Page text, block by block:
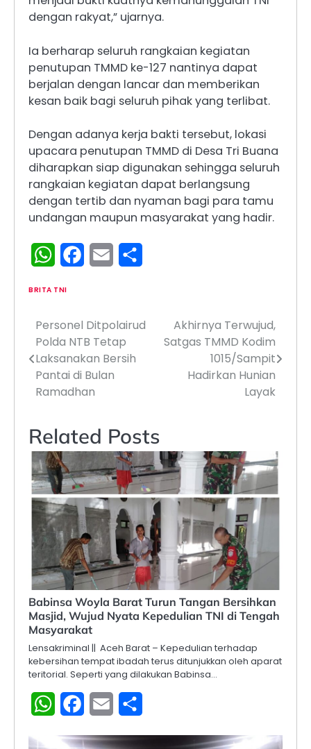
dengan rakyat,” ujarnya.
Ia berharap seluruh rangkaian kegiatan
penutupan TMMD ke-127 nantinya dapat
berjalan dengan lancar dan memberikan
kesan baik bagi seluruh pihak yang terlibat.
Dengan adanya kerja bakti tersebut, lokasi
upacara penutupan TMMD di Desa Tri Buana
diharapkan siap digunakan sehingga seluruh
rangkaian kegiatan dapat berlangsung
dengan tertib dan nyaman bagi para tamu
undangan maupun masyarakat yang hadir.
WhatsAppFacebook
Email
BRITA TNI
Navigasi
pos
Personel Ditpolairud
Polda NTB Tetap
Laksanakan Bersih
Pantai di Bulan
Ramadhan
Akhirnya Terwujud,
Satgas TMMD Kodim
1015/Sampit
Hadirkan Hunian
Layak
Related Posts
‎Babinsa Woyla Barat Turun Tangan Bersihkan
Masjid, Wujud Nyata Kepedulian TNI di Tengah
Masyarakat
Lensakriminal || ‎ Aceh Barat – Kepedulian terhadap
kebersihan tempat ibadah terus ditunjukkan oleh aparat
teritorial. Seperti yang dilakukan Babinsa…
WhatsAppFacebook
Email